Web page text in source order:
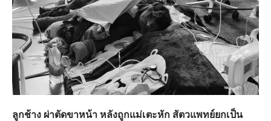
ลูกช้าง ผ่าตัดขาหน้า หลังถูกแม่เตะหัก สัตวแพทย์ยกเป็น